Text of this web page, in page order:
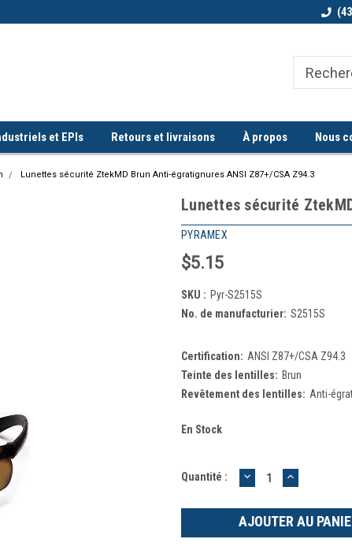
Commande minimum de 100$
et EPIs Retours et livraisons À propos Nous
Lunettes sécurité ZtekMD Brun Anti-égratignures ANSI Z87+/CSA Z94.3
Lunettes sécurité
PYRAMEX
$5.15
SKU : Pyr-S2515S
No. de manufacturier: S2515S
Certification: ANSI Z87+/CSA Z94.3
Teinte des lentilles: Brun
Revêtement des lentilles: Anti-
En Stock
Quantité : DIMINUER
LA
:
LA
: